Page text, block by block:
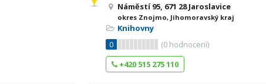
Náměstí 95, 671 28 Jaroslavice
okres Znojmo, Jihomoravský kraj
Knihovny
0
(0 hodnocení)
+420 515 275 110